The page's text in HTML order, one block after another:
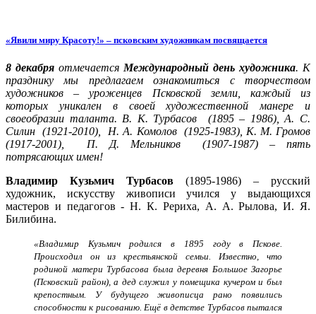
«Явили миру Красоту!» – псковским художникам посвящается
8 декабря отмечается Международный день художника. К
празднику мы предлагаем ознакомиться с творчеством
художников – уроженцев Псковской земли, каждый из
которых уникален в своей художественной манере и
своеобразии таланта. В. К. Турбасов (1895 – 1986), А. С.
Силин (1921-2010), Н. А. Комолов (1925-1983), К. М. Громов
(1917-2001),
П. Д. Мельников (1907-1987) – пять
потрясающих имен!
Владимир Кузьмич Турбасов (1895-1986) – русский
художник, искусству живописи учился у выдающихся
мастеров и педагогов - Н. К. Рериха, А. А. Рылова, И. Я.
Билибина.
«Владимир Кузьмич родился в 1895 году в Пскове.
Происходил он из крестьянской семьи. Известно, что
родиной матери Турбасова была деревня Большое Загорье
(Псковский район), а дед служил у помещика кучером и был
крепостным. У будущего живописца рано появились
способности к рисованию. Ещё в детстве Турбасов пытался